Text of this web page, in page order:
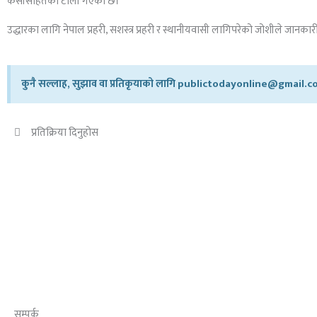
उद्धारका लागि नेपाल प्रहरी, सशस्त्र प्रहरी र स्थानीयवासी लागिपरेको जोशीले
कुनै सल्लाह, सुझाव वा प्रतिकृयाको लागि
प्रतिक्रिया दिनुहोस​